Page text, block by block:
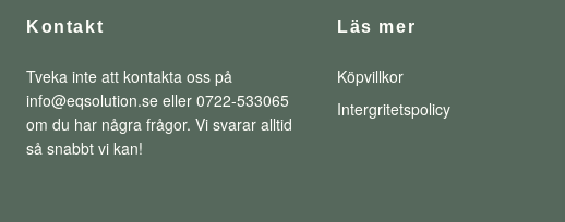
Kontakt
Tveka inte att kontakta oss på
info@eqsolution.se eller 0722-533065
om du har några frågor. Vi svarar alltid
så snabbt vi kan!
Läs mer
Köpvillkor
Intergritetspolicy